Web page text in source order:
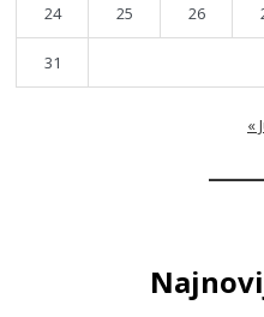
24 25 26
31
«